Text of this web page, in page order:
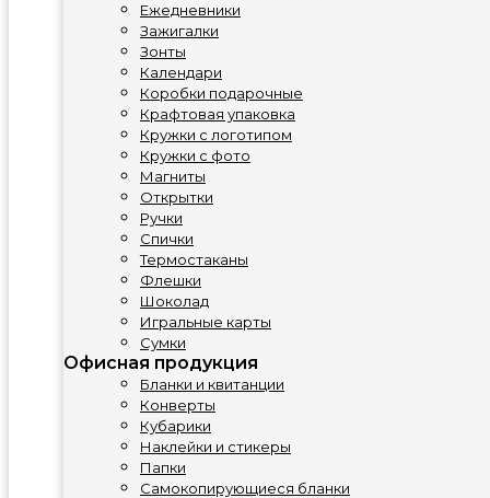
Ежедневники
Зажигалки
Зонты
Календари
Коробки подарочные
Крафтовая упаковка
Кружки с логотипом
Кружки с фото
Магниты
Открытки
Ручки
Спички
Термостаканы
Флешки
Шоколад
Игральные карты
Сумки
Офисная продукция
Бланки и квитанции
Конверты
Кубарики
Наклейки и стикеры
Папки
Самокопирующиеся бланки